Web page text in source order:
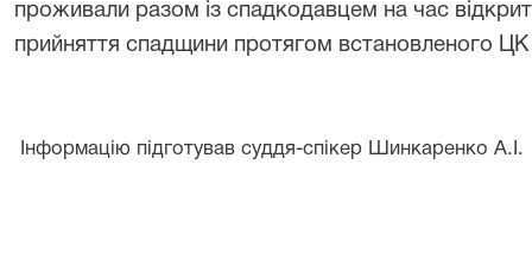
проживали разом із спадкодавцем на час
прийняття спадщини протягом встановленого ЦК
Інформацію підготував суддя-спікер Шинкаренко А.І.